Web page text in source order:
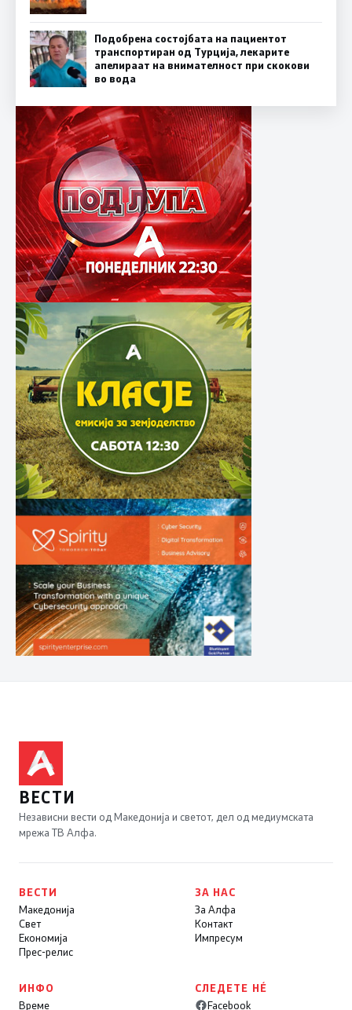
Подобрена состојбата на пациентот
транспортиран од Турција, лекарите
апелираат на внимателност при скокови
во вода
ВЕСТИ
Независни вести од Македонија и светот, дел од медиумската
мрежа ТВ Алфа.
ВЕСТИ
Македонија
Свет
Економија
Прес-релис
ЗА НАС
За Алфа
Контакт
Импресум
ИНФО
Време
СЛЕДЕТЕ НÉ
Facebook